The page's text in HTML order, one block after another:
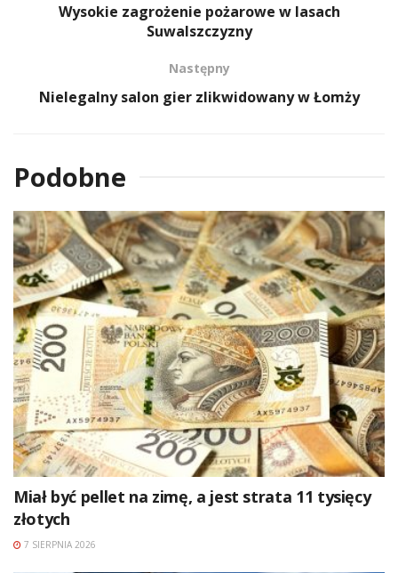
Wysokie zagrożenie pożarowe w lasach
Suwalszczyzny
Następny
Nielegalny salon gier zlikwidowany w Łomży
Podobne
Miał być pellet na zimę, a jest strata 11 tysięcy
złotych
7 SIERPNIA 2026